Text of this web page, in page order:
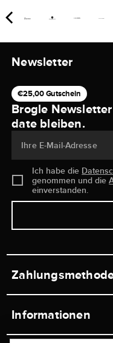
Newsletter
€25,00 Gutschein
Brogle
date bleiben.
Ihre E-Mail-Adresse
Ich habe die
genommen und die
einverstanden.
Informationen